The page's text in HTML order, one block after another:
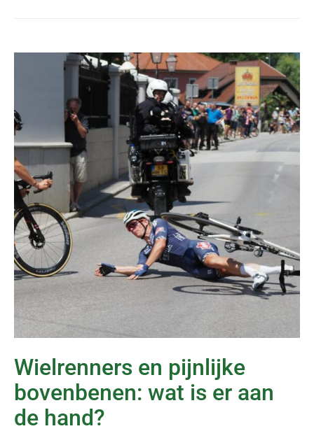
Wielrenners en pijnlijke
bovenbenen: wat is er aan
de hand?